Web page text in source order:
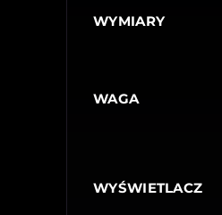
WYMIARY
WAGA
WYŚWIETLACZ